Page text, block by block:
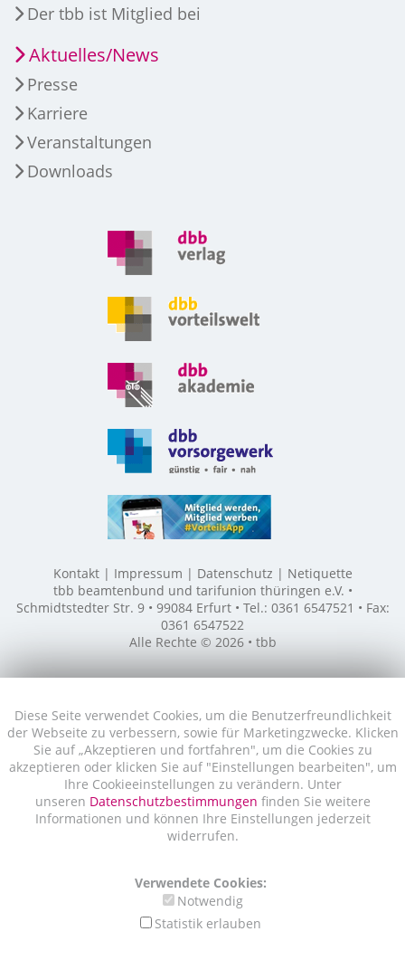
Diese Seite verwendet Cookies, um die Benutzerfreundlichkeit
der Webseite zu verbessern, sowie für Marketingzwecke. Klicken
Sie auf „Akzeptieren und fortfahren", um die Cookies zu
akzeptieren oder klicken Sie auf "Einstellungen bearbeiten", um
Ihre Cookieeinstellungen zu verändern. Unter
unseren Datenschutzbestimmungen finden Sie weitere
Informationen und können Ihre Einstellungen jederzeit
widerrufen.
Verwendete Cookies:
Notwendig
Statistik erlauben
Der tbb ist Mitglied bei
Aktuelles/News
Presse
Karriere
Veranstaltungen
Downloads
Kontakt Impressum Datenschutz
Netiquette
tbb beamtenbund und tarifunion thüringen e.V. •
Schmidtstedter Str. 9 • 99084 Erfurt • Tel.: 0361 6547521 • Fax:
0361 6547522
Alle Rechte © 2026 • tbb